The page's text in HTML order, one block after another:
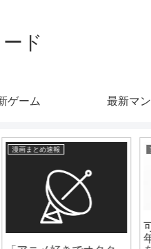
ード
ゲーム 最新マ
爆速ニュースちゃんねる
【芸能】菊川怜 ４６